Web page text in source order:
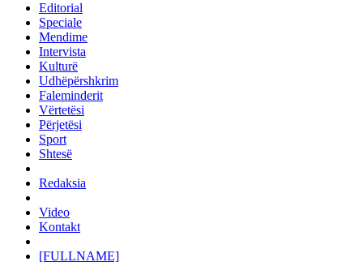
Editorial
Speciale
Mendime
Intervista
Kulturë
Udhëpërshkrim
Faleminderit
Vërtetësi
Përjetësi
Sport
Shtesë
Redaksia
Video
Kontakt
[FULLNAME]